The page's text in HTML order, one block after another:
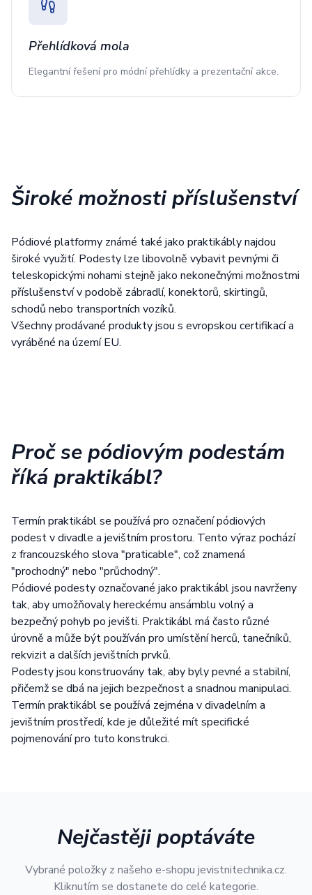
Přehlídková mola
Elegantní řešení pro módní přehlídky a prezentační akce.
Široké možnosti příslušenství
Pódiové platformy známé také jako praktikábly najdou
široké využití. Podesty lze libovolně vybavit pevnými či
teleskopickými nohami stejně jako nekonečnými možnostmi
příslušenství v podobě zábradlí, konektorů, skirtingů,
schodů nebo transportních vozíků.
Všechny prodávané produkty jsou s evropskou certifikací a
vyráběné na území EU.
Proč se pódiovým podestám
říká praktikábl?
Termín praktikábl se používá pro označení pódiových
podest v divadle a jevištním prostoru. Tento výraz pochází
z francouzského slova "praticable", což znamená
"prochodný" nebo "průchodný".
Pódiové podesty označované jako praktikábl jsou navrženy
tak, aby umožňovaly hereckému ansámblu volný a
bezpečný pohyb po jevišti. Praktikábl má často různé
úrovně a může být používán pro umístění herců, tanečníků,
rekvizit a dalších jevištních prvků.
Podesty jsou konstruovány tak, aby byly pevné a stabilní,
přičemž se dbá na jejich bezpečnost a snadnou manipulaci.
Termín praktikábl se používá zejména v divadelním a
jevištním prostředí, kde je důležité mít specifické
pojmenování pro tuto konstrukci.
Nejčastěji poptáváte
Vybrané položky z našeho e-shopu jevistnitechnika.cz.
Kliknutím se dostanete do celé kategorie.